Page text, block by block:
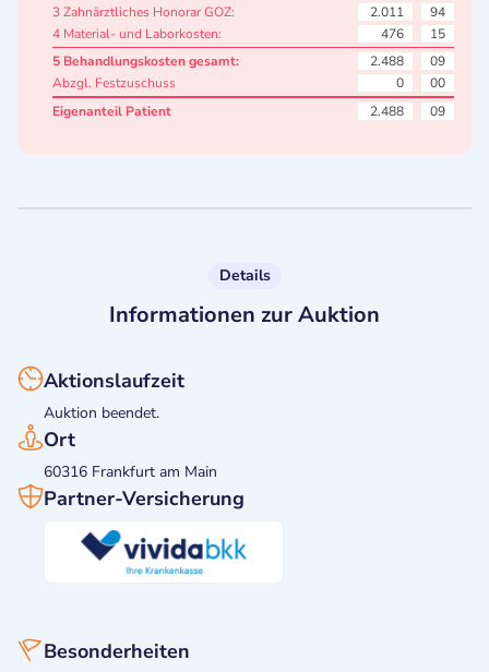
3 Zahnärztliches Honorar GOZ:
2.011
94
4 Material- und Laborkosten:
476
15
5 Behandlungskosten gesamt:
2.488
09
Abzgl. Festzuschuss
0
00
Eigenanteil Patient
2.488 09
Details
Informationen zur Auktion
Aktionslaufzeit
Auktion beendet.
Ort
60316 Frankfurt am Main
Partner-Versicherung
Besonderheiten